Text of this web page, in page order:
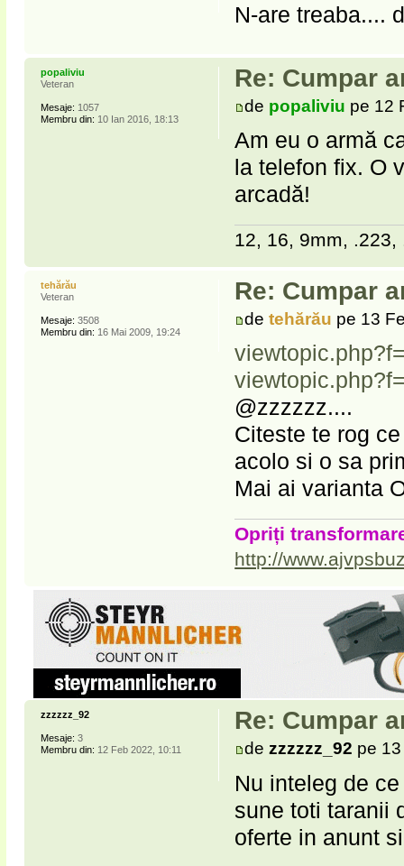
N-are treaba....
Re: Cumpar
de popaliviu pe 12
Am eu o armă
la telefon fix. O
arcadă!
12, 16, 9mm, .223,
popaliviu
Veteran
Mesaje: 1057
Membru din: 10 Ian 2016, 18:13
Re: Cumpar
detehărău pe 13
@zzzzzz....
Citeste te rog
acolo si o sa
Mai ai varianta
Opriți
http://
tehărău
Veteran
Mesaje: 3508
Membru din: 16 Mai 2009, 19:24
Re: Cumpar
dezzzzzz_92 pe
Nu inteleg de
sune toti taranii
oferte in anunt
zzzzzz_92
Mesaje: 3
Membru din: 12 Feb 2022, 10:11